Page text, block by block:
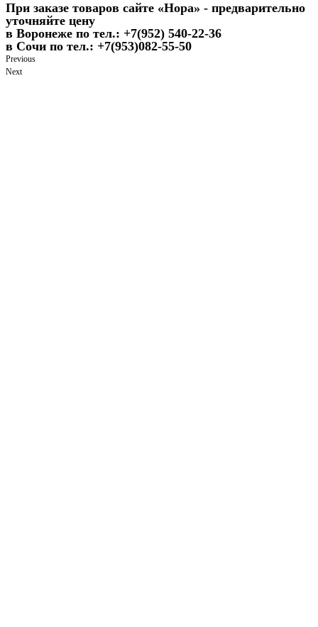
При заказе товаров сайте «Нора» - предварительно
уточняйте цену
в Воронеже по тел.: +7(952) 540-22-36
в Сочи по тел.: +7(953)082-55-50
Previous
Next